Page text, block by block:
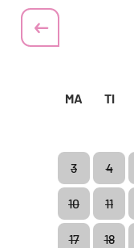
MA TI
3 4
10 11
17 18